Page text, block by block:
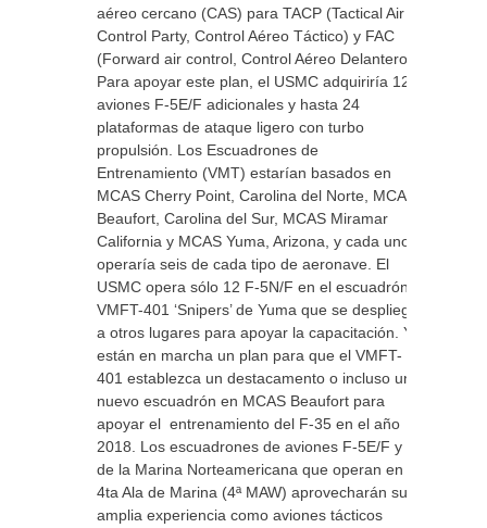
aéreo cercano (CAS) para TACP (Tactical Air
Control Party, Control Aéreo Táctico) y FAC
(Forward air control, Control Aéreo Delantero).
Para apoyar este plan, el USMC adquiriría 12
aviones F-5E/F adicionales y hasta 24
plataformas de ataque ligero con turbo
propulsión. Los Escuadrones de
Entrenamiento (VMT) estarían basados en
MCAS Cherry Point, Carolina del Norte, MCAS
Beaufort, Carolina del Sur, MCAS Miramar
California y MCAS Yuma, Arizona, y cada uno
operaría seis de cada tipo de aeronave. El
USMC opera sólo 12 F-5N/F en el escuadrón
VMFT-401 ‘Snipers’ de Yuma que se despliega
a otros lugares para apoyar la capacitación. Ya
están en marcha un plan para que el VMFT-
401 establezca un destacamento o incluso un
nuevo escuadrón en MCAS Beaufort para
apoyar el entrenamiento del F-35 en el año
2018. Los escuadrones de aviones F-5E/F y N,
de la Marina Norteamericana que operan en la
4ta Ala de Marina (4ª MAW) aprovecharán su
amplia experiencia como aviones tácticos